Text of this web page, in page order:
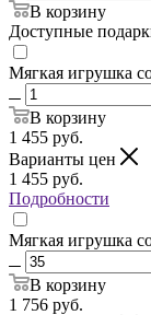
В корзину
Доступные
Мягкая игрушка
В корзину
1 455 руб.
Варианты цен
1 455 руб.
Подробности
Мягкая игрушка
В корзину
1 756 руб.